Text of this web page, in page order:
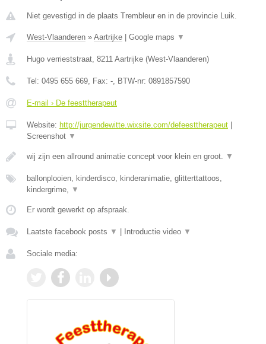
Niet gevestigd in de plaats Trembleur en in de provincie Luik.
West-Vlaanderen » Aartrijke | Google maps ▼
Hugo verrieststraat 8211 Aartrijke (West-Vlaanderen)
Tel: 0495 655 669 , Fax: - , BTW-nr: 0891857590
E-mail › De feesttherapeut
Website: http://jurgendewitte.wixsite.com/defeesttherapeut |
Screenshot ▼
wij zijn een allround animatie concept voor klein en groot. ▼
ballonplooien, kinderdisco, kinderanimatie, glitterttattoos,
kindergrime,
▼
Er wordt gewerkt op afspraak.
Laatste facebook posts ▼ | Introductie video ▼
Sociale media: